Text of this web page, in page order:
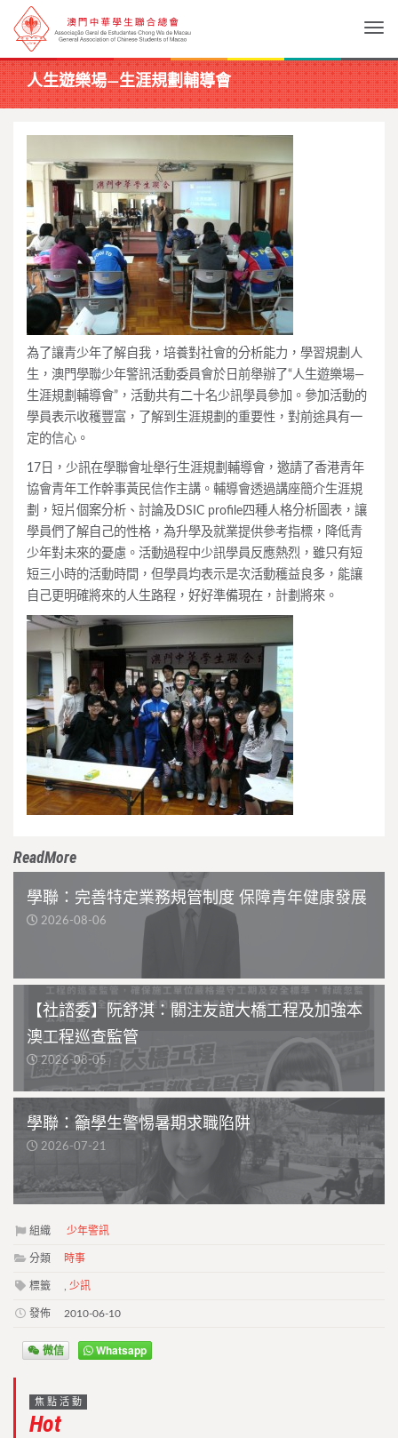
人生遊樂場—生涯規劃輔導會
為了讓青少年了解自我，培養對社會的分析能力，學習規劃人
生，澳門學聯少年警訊活動委員會於日前舉辦了“人生遊樂場—
生涯規劃輔導會”，活動共有二十名少訊學員參加。參加活動的
學員表示收穫豐富，了解到生涯規劃的重要性，對前途具有一
定的信心。
17日，少訊在學聯會址舉行生涯規劃輔導會，邀請了香港青年
協會青年工作幹事黃民信作主講。輔導會透過講座簡介生涯規
劃，短片個案分析、討論及DSIC profile四種人格分析圖表，讓
學員們了解自己的性格，為升學及就業提供參考指標，降低青
少年對未來的憂慮。活動過程中少訊學員反應熱烈，雖只有短
短三小時的活動時間，但學員均表示是次活動穫益良多，能讓
自己更明確將來的人生路程，好好準備現在，計劃將來。
ReadMore
學聯：完善特定業務規管制度 保障青年健康發展
2026-08-06
【社諮委】阮舒淇：關注友誼大橋工程及加強本
澳工程巡查監管
2026-08-05
學聯：籲學生警惕暑期求職陷阱
2026-07-21
組織 少年警訊
分類 時事
標籤 少訊
發佈 2010-06-10
微信 Whatsapp
焦點活動
Hot